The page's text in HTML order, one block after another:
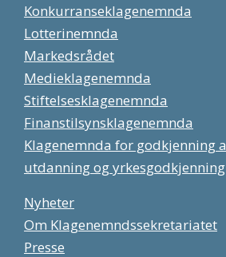
Konkurranseklagenemnda
Lotterinemnda
Markedsrådet
Medieklagenemnda
Stiftelsesklagenemnda
Finanstilsynsklagenemnda
Klagenemnda for godkjenning
utdanning og yrkesgodkjenning
Nyheter
Om Klagenemndssekretariatet
Presse